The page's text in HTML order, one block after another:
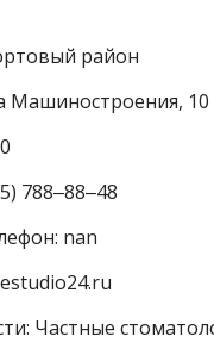
район
Машиностроения, 10
788‒88‒48
nan
Частные